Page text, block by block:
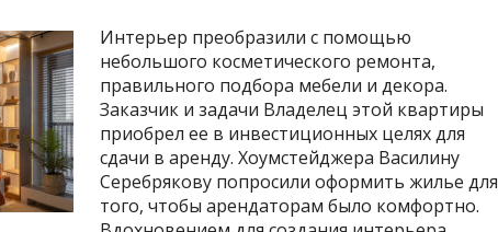
Интерьер преобразили с помощью
небольшого косметического ремонта,
правильного подбора мебели и декора.
Заказчик и задачи Владелец этой квартиры
приобрел ее в инвестиционных целях для
сдачи в аренду. Хоумстейджера Василину
Серебрякову попросили оформить жилье для
того, чтобы арендаторам было комфортно.